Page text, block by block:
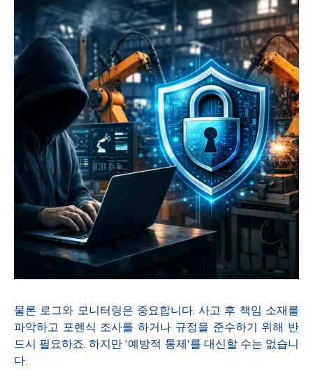
물론 로그와 모니터링은 중요합니다. 사고 후 책임 소재를
파악하고 포렌식 조사를 하거나 규정을 준수하기 위해 반
드시 필요하죠. 하지만 '예방적 통제'를 대신할 수는 없습니
다.